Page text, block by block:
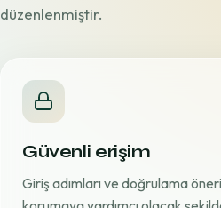
düzenlenmiştir.
Güvenli erişim
Giriş adımları ve doğrulama